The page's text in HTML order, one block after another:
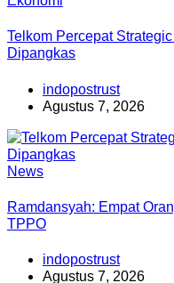
Telkom Percepat
Dipangkas
indopostrust
Agustus 7, 2026
News
Ramdansyah: Empat
TPPO
indopostrust
Agustus 7, 2026